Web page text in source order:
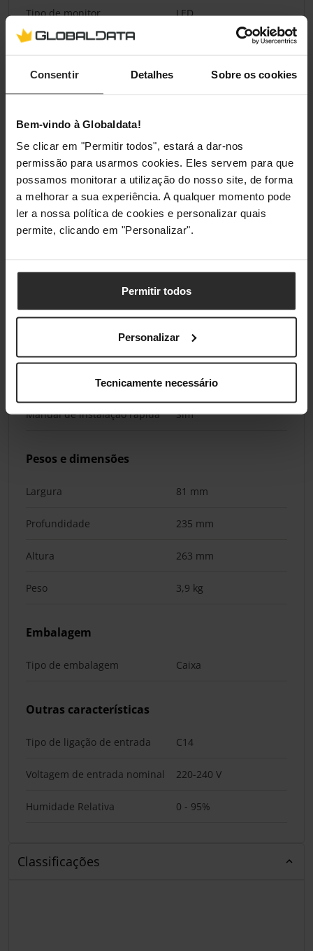
Consentir Detalhes Sobre os cookies
Bem-vindo à Globaldata!
Se clicar em "Permitir todos", estará a dar-nos
permissão para usarmos cookies. Eles servem para que
possamos monitorar a utilização do nosso site, de forma
a melhorar a sua experiência. A qualquer momento pode
ler a nossa política de cookies e personalizar quais
permite, clicando em "Personalizar".
Permitir todos
Personalizar
Tecnicamente necessário
Tipo de monitor LED
Temperatura de
Aprovação regulamentar
Conformidade com Resíduos
de Equipamentos Eléctricos e
Electrónicos (WEEE)
Sim
Certificação
IEC/EN 62040-1 IEC/EN
62040-2 IEC/EN 62040-3
Cabo USB
Manual de instalação rápida Sim
Pesos e dimensões
Largura 81 mm
Profundidade 235 mm
Altura 263 mm
Peso 3,9 kg
Embalagem
Tipo de embalagem Caixa
Outras características
Tipo de ligação de entrada C14
Voltagem de entrada nominal 220-240 V
Humidade Relativa 0 - 95%
Classificações